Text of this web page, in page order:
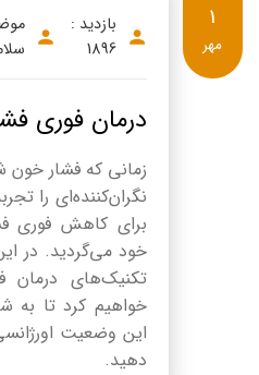
بازدید :
1896
درمان فوری
زمانی که فشار خون
نگران‌کننده‌ای را
برای کاهش فوری
خود می‌گردید. در
تکنیک‌های درمان
خواهیم کرد تا به
این وضعیت
دهید.
1
مهر